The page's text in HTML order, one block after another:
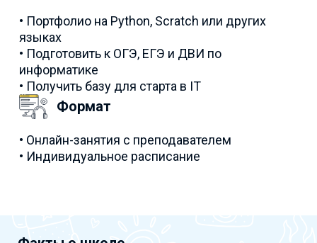
• Портфолио на Python, Scratch или других
языках
• Подготовить к ОГЭ, ЕГЭ и ДВИ по
информатике
• Получить базу для старта в IT
Формат
• Онлайн-занятия с преподавателем
• Индивидуальное расписание